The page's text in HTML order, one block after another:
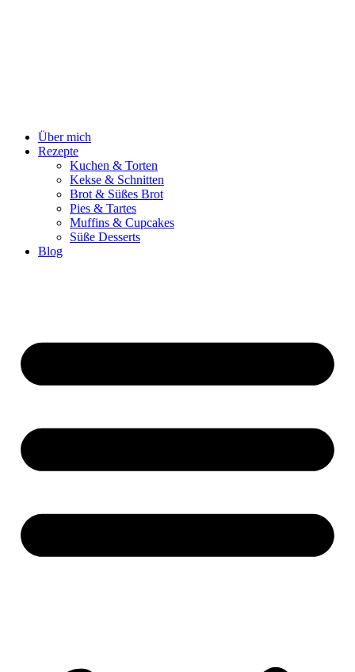
Über mich
Rezepte
Kuchen & Torten
Kekse & Schnitten
Brot & Süßes Brot
Pies & Tartes
Muffins & Cupcakes
Süße Desserts
Blog